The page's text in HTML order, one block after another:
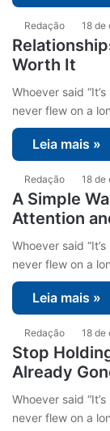
Redação 18 de
Worth It
Whoever said
never flew on a
Leia mais »
Redação 18 de
A Simple
Attention
Whoever said
never flew on a
Leia mais »
Redação 18 de
Stop
Already
Whoever said
never flew on a